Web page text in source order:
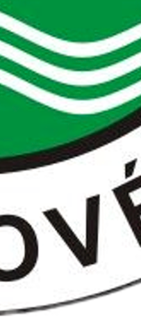
v utorok 4. júna 2013
o obchode,
sme sa presunuli na
prednášku o histórii
v stredoveku.
lietadlá, tanky, delá a iné
Plní dojmov a nových